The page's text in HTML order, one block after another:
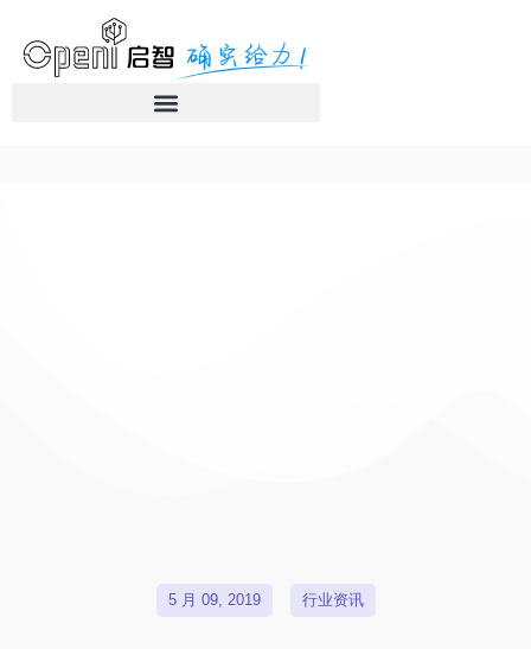
5 月 09, 2019 行业资讯